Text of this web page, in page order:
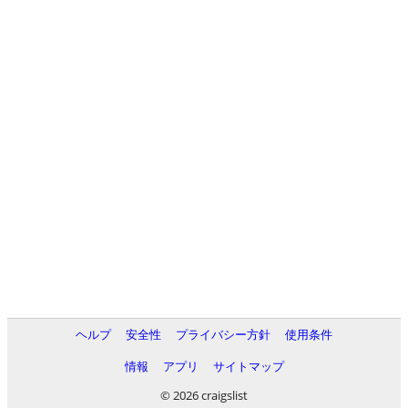
ヘルプ 安全性 プライバシー方針
使用条件
情報
アプリ
サイトマップ
© 2026 craigslist